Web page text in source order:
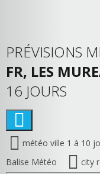
PRÉVISIONS
FR, LES
16 JOURS
météo ville 1 à 10
Balise Météo
city